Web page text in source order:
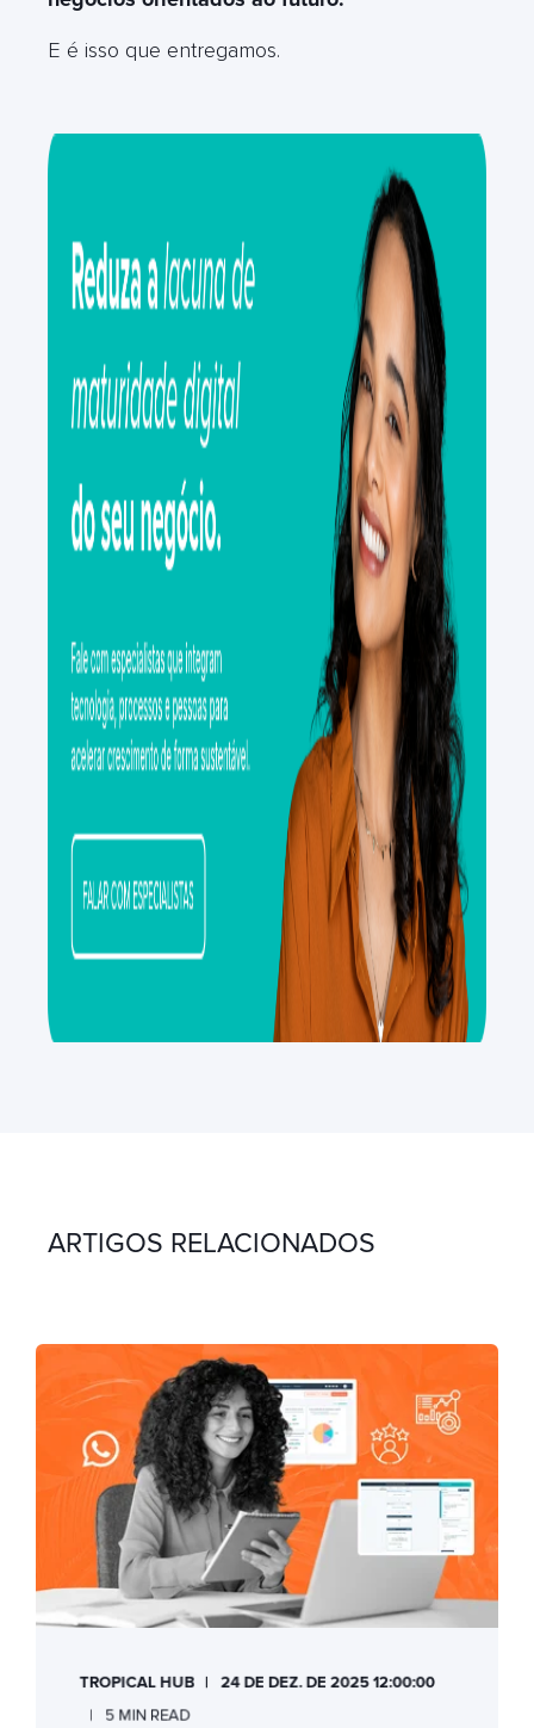
E é isso que entregamos.
ARTIGOS RELACIONADOS
TROPICAL HUB
24 DE DEZ. DE 2025 12:00:00
5 MIN READ